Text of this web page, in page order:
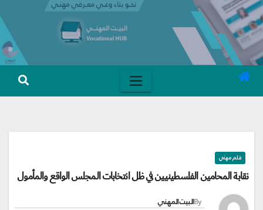
قلم مهني
نقابة المحامين الفلسطينيين في ظل انتخابات المجلس الواقع والمأمول
Byالبيت المهني